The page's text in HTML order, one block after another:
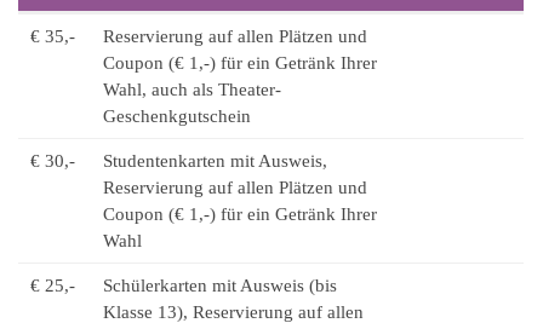
€ 35,-
Reservierung auf allen Plätzen und
Coupon (€ 1,-) für ein Getränk Ihrer
Wahl, auch als Theater-
Geschenkgutschein
€ 30,-
Studentenkarten mit Ausweis,
Reservierung auf allen Plätzen und
Coupon (€ 1,-) für ein Getränk Ihrer
Wahl
€ 25,-
Schülerkarten mit Ausweis (bis
Klasse 13), Reservierung auf allen